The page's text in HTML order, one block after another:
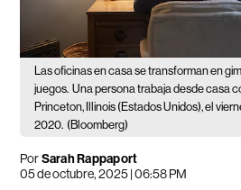
Las oficinas en casa se transforman en
juegos. Una persona trabaja desde casa
Princeton, Illinois (Estados Unidos), el
2020. (Bloomberg)
PorSarah Rappaport
05 de octubre, 2025 | 06:58 PM